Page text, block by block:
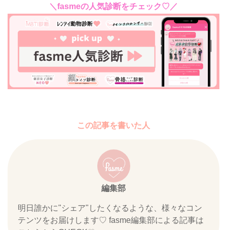
＼fasmeの人気診断をチェック♡／
この記事を書いた人
編集部
明日誰かに"シェア"したくなるような、様々なコン
テンツをお届けします♡ fasme編集部による記事は